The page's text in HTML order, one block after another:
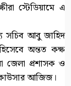
স্টেডিয়ামে এ
সচিব আবু জাহিদ
অন্তত কক্ষ
জেলা প্রশাসক ও
কাউসার আজিজ।